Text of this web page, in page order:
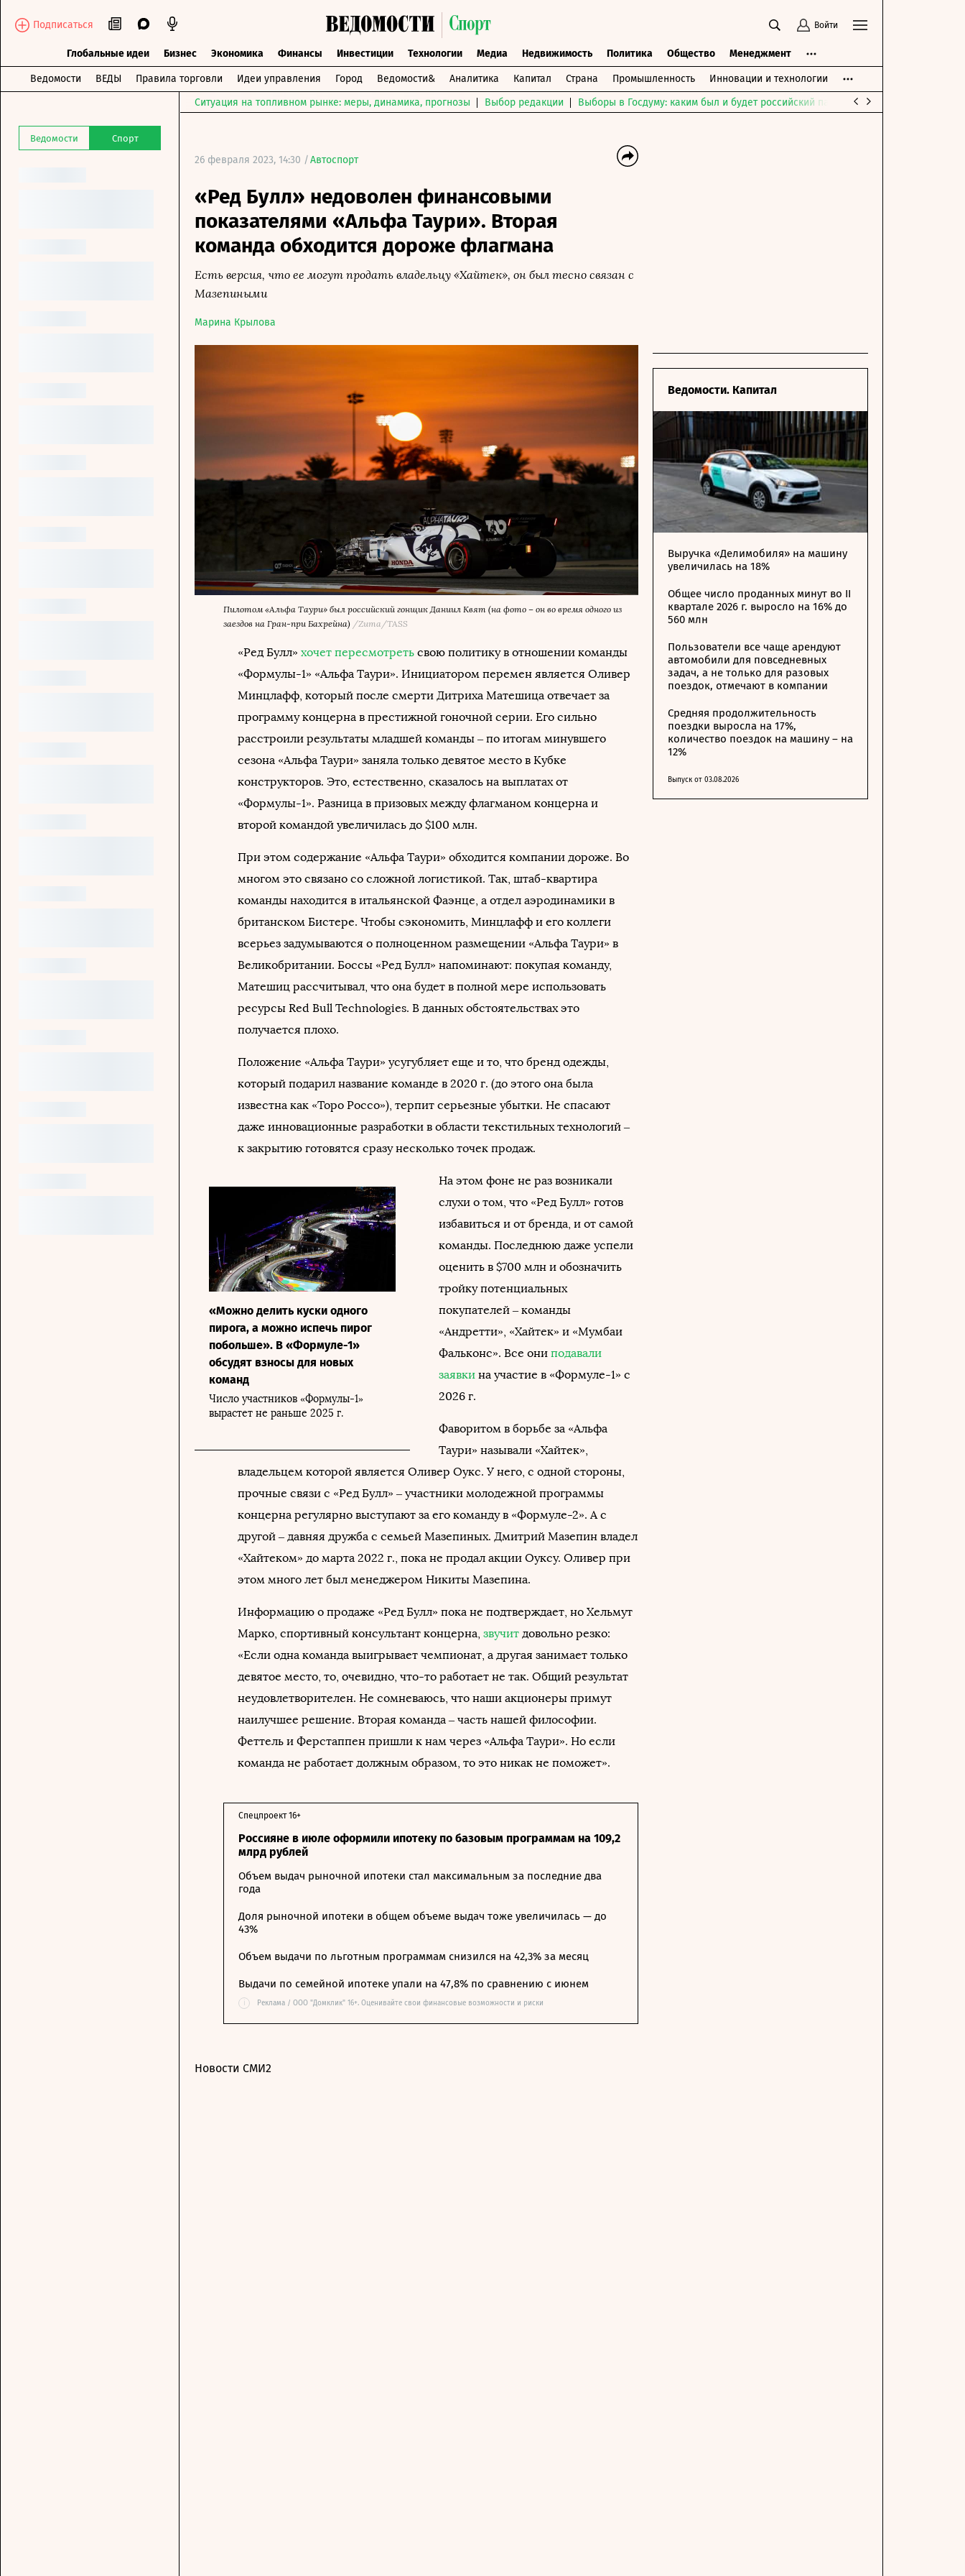
Подписаться Войти
Глобальные идеи Бизнес Экономика Финансы Инвестиции Технологии Медиа Недвижимость Политика Общество Менеджмент
Ведомости ВЕДЫ Правила торговли Идеи управления Город Ведомости& Аналитика Капитал Страна Промышленность Инновации и технологии
Ведомости Спорт
Ситуация на топливном рынке: меры, динамика, прогнозы Выбор редакции Выборы в Госдуму: каким был и будет российский парламент
26 февраля 2023, 14:30 /Автоспорт
«Ред Булл» недоволен финансовыми
показателями «Альфа Таури». Вторая
команда обходится дороже флагмана
Есть версия, что ее могут продать владельцу «Хайтек», он был тесно связан с
Мазепиными
Марина Крылова
Пилотом «Альфа Таури» был российский гонщик Даниил Квят (на фото – он во время одного из
заездов на Гран-при Бахрейна) /Zuma/TASS
«Ред Булл» хочет пересмотреть свою политику в отношении команды
«Формулы-1» «Альфа Таури». Инициатором перемен является Оливер
Минцлафф, который после смерти Дитриха Матешица отвечает за
программу концерна в престижной гоночной серии. Его сильно
расстроили результаты младшей команды – по итогам минувшего
сезона «Альфа Таури» заняла только девятое место в Кубке
конструкторов. Это, естественно, сказалось на выплатах от
«Формулы-1». Разница в призовых между флагманом концерна и
второй командой увеличилась до $100 млн.
При этом содержание «Альфа Таури» обходится компании дороже. Во
многом это связано со сложной логистикой. Так, штаб-квартира
команды находится в итальянской Фаэнце, а отдел аэродинамики в
британском Бистере. Чтобы сэкономить, Минцлафф и его коллеги
всерьез задумываются о полноценном размещении «Альфа Таури» в
Великобритании. Боссы «Ред Булл» напоминают: покупая команду,
Матешиц рассчитывал, что она будет в полной мере использовать
ресурсы Red Bull Technologies. В данных обстоятельствах это
получается плохо.
Положение «Альфа Таури» усугубляет еще и то, что бренд одежды,
который подарил название команде в 2020 г. (до этого она была
известна как «Торо Россо»), терпит серьезные убытки. Не спасают
даже инновационные разработки в области текстильных технологий –
к закрытию готовятся сразу несколько точек продаж.
«Можно делить куски одного
пирога, а можно испечь пирог
побольше». В «Формуле-1»
обсудят взносы для новых
команд
Число участников «Формулы-1»
вырастет не раньше 2025 г.
На этом фоне не раз возникали
слухи о том, что «Ред Булл» готов
избавиться и от бренда, и от самой
команды. Последнюю даже успели
оценить в $700 млн и обозначить
тройку потенциальных
покупателей – команды
«Андретти», «Хайтек» и «Мумбаи
Фальконс». Все они подавали
заявки на участие в «Формуле-1» с
2026 г.
Фаворитом в борьбе за «Альфа
Таури» называли «Хайтек»,
владельцем которой является Оливер Оукс. У него, с одной стороны,
прочные связи с «Ред Булл» – участники молодежной программы
концерна регулярно выступают за его команду в «Формуле-2». А с
другой – давняя дружба с семьей Мазепиных. Дмитрий Мазепин владел
«Хайтеком» до марта 2022 г., пока не продал акции Оуксу. Оливер при
этом много лет был менеджером Никиты Мазепина.
Информацию о продаже «Ред Булл» пока не подтверждает, но Хельмут
Марко, спортивный консультант концерна, звучит довольно резко:
«Если одна команда выигрывает чемпионат, а другая занимает только
девятое место, то, очевидно, что-то работает не так. Общий результат
неудовлетворителен. Не сомневаюсь, что наши акционеры примут
наилучшее решение. Вторая команда – часть нашей философии.
Феттель и Ферстаппен пришли к нам через «Альфа Таури». Но если
команда не работает должным образом, то это никак не поможет».
Россияне в июле оформили ипотеку по базовым программам на 109,2
млрд рублей
Спецпроект 16+
Объем выдач рыночной ипотеки стал максимальным за последние два
года
Доля рыночной ипотеки в общем объеме выдач тоже увеличилась — до
43%
Объем выдачи по льготным программам снизился на 42,3% за месяц
Выдачи по семейной ипотеке упали на 47,8% по сравнению с июнем
i Реклама / ООО "Домклик" 16+. Оценивайте свои финансовые возможности и риски
Ведомости. Капитал
Выручка «Делимобиля» на машину
увеличилась на 18%
Общее число проданных минут во II
квартале 2026 г. выросло на 16% до
560 млн
Пользователи все чаще арендуют
автомобили для повседневных
задач, а не только для разовых
поездок, отмечают в компании
Средняя продолжительность
поездки выросла на 17%,
количество поездок на машину – на
12%
Выпуск от 03.08.2026
Новости СМИ2